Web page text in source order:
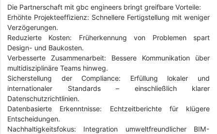
Die Partnerschaft mit gbc engineers bringt greifbare Vorteile:
Erhöhte Projekteeffizienz: Schnellere Fertigstellung mit weniger
Verzögerungen.
Reduzierte Kosten: Früherkennung von Problemen spart
Design- und Baukosten.
Verbesserte Zusammenarbeit: Bessere Kommunikation über
multidisziplinäre Teams hinweg.
Sicherstellung der Compliance: Erfüllung lokaler und
internationaler Standards – einschließlich klarer
Datenschutzrichtlinien.
Datenbasierte Erkenntnisse: Echtzeitberichte für klügere
Entscheidungen.
Nachhaltigkeitsfokus: Integration umweltfreundlicher BIM-